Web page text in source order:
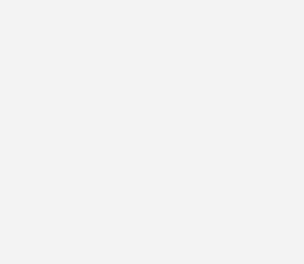
Arbeitsplatz verdient gemacht
die Unternehmen in Deutschland und
Bedeutung des Arbeitsschutzes zu